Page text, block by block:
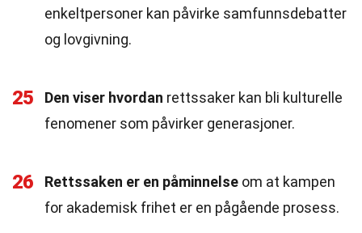
enkeltpersoner kan påvirke samfunnsdebatter
og lovgivning.
25 Den viser hvordan rettssaker kan bli kulturelle
fenomener som påvirker generasjoner.
26 Rettssaken er en påminnelse om at kampen
for akademisk frihet er en pågående prosess.